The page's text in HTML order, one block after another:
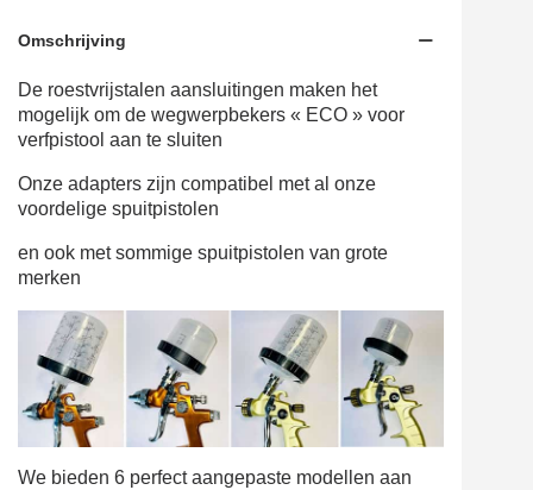
Omschrijving
De roestvrijstalen aansluitingen maken het
mogelijk om de wegwerpbekers « ECO » voor
verfpistool aan te sluiten
Onze adapters zijn compatibel met al onze
voordelige spuitpistolen
en ook met sommige spuitpistolen van grote
merken
We bieden 6 perfect aangepaste modellen aan